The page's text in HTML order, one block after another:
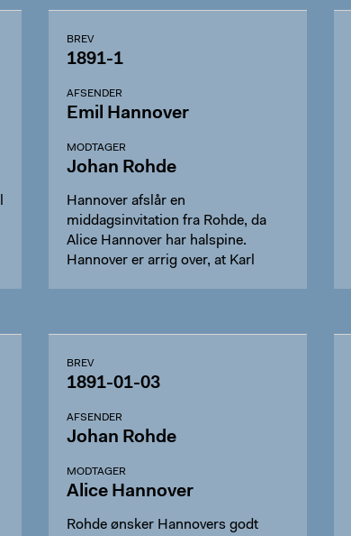
BREV
1891-1
AFSENDER
Emil Hannover
MODTAGER
Johan Rohde
Hannover afslår en
middagsinvitation fra Rohde, da
Alice Hannover har halspine.
Hannover er arrig over, at Karl
BREV
1891-01-03
AFSENDER
Johan Rohde
MODTAGER
Alice Hannover
Rohde ønsker Hannovers godt